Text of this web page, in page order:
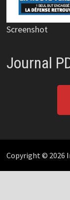
Screenshot
Journal
Copyright © 2026